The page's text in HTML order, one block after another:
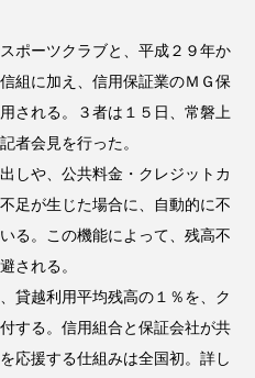
ポーツクラブと、平成２９年か
組に加え、信用保証業のＭＧ保
される。３者は１５日、常磐上
者会見を行った。
しや、公共料金・クレジットカ
足が生じた場合に、自動的に不
る。この機能によって、残高不
される。
貸越利用平均残高の１％を、ク
する。信用組合と保証会社が共
応援する仕組みは全国初。詳し